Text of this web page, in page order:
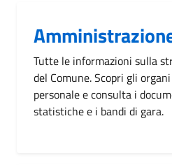
Tutte le informazioni sulla
del Comune. Scopri gli
personale e consulta i
statistiche e i bandi di gara.